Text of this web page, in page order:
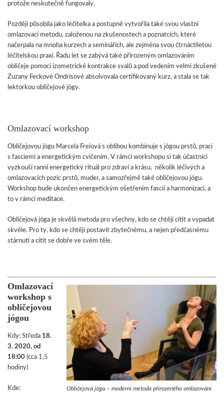
protože neskutečně fungovaly.
Později působila jako léčitelka a postupně vytvořila také svou vlastní
omlazovací metodu, založenou na zkušenostech a poznatcích, které
načerpala na mnoha kurzech a seminářích, ale zejména svou čtrnáctiletou
léčitelskou praxí. Řadu let se zabývá také přirozeným omlazováním
obličeje pomocí izometrické kontrakce svalů a pod vedením velmi zkušené
Zuzany Feckové Ondrisové absolvovala certifikovaný kurz, a stala se tak
lektorkou obličejové jógy.
Omlazovací workshop
Obličejovou jógu Marcela Freiová s oblibou kombinuje s jógou prstů, prací
s fasciemi a energetickým cvičením. V rámci workshopu si tak účastníci
vyzkouší ranní energetický rituál pro zdraví a krásu, několik léčivých a
omlazovacích pozic prstů, muder, a samozřejmě také obličejovou jógu.
Workshop bude ukončen energetickým ošetřením fascií a harmonizací, a
to v rámci meditace.
Obličejová jóga je skvělá metoda pro všechny, kdo se chtějí cítit a vypadat
skvěle. Pro ty, kdo se chtějí postavit zbytečnému, a nejen předčasnému
stárnutí a cítit se dobře ve svém těle.
Obličejová jóga – moderní metoda přirozeného omlazování
Omlazovací
workshop s
obličejovou
jógou
Kdy: Středa 18.
3. 2020, od
18:00 (cca 1,5
hodiny)
Kde: